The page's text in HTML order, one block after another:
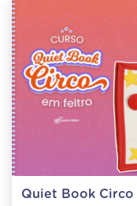
Quiet Book Circo